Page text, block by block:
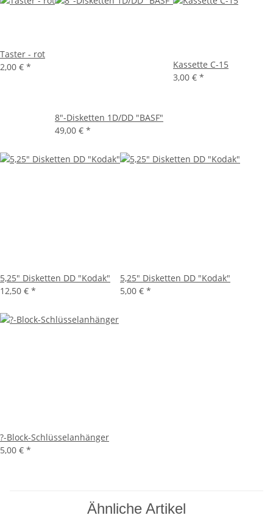
Taster - rot
2,00 € *
8"-Disketten 1D/DD "BASF"
49,00 € *
Kassette C-15
3,00 € *
5,25" Disketten DD "Kodak"
12,50 € *
5,25" Disketten DD "Kodak"
5,00 € *
?-Block-Schlüsselanhänger
5,00 € *
Ähnliche Artikel